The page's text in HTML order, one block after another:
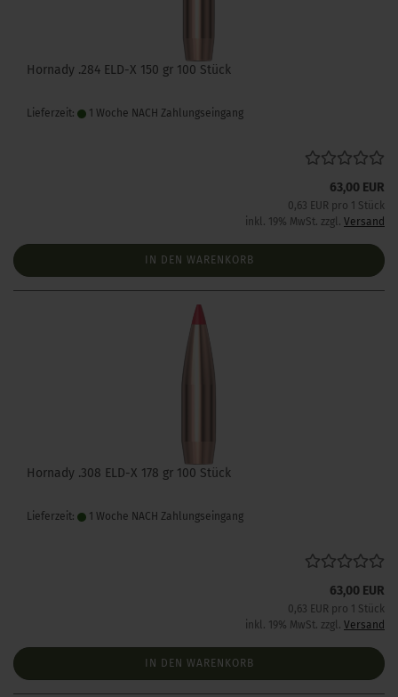
Hornady .284 ELD-X 150 gr 100 Stück
Lieferzeit: 1 Woche NACH Zahlungseingang
63,00 EUR
0,63 EUR pro 1 Stück
inkl. 19% MwSt. zzgl. Versand
IN DEN WARENKORB
Hornady .308 ELD-X 178 gr 100 Stück
Lieferzeit: 1 Woche NACH Zahlungseingang
63,00 EUR
0,63 EUR pro 1 Stück
inkl. 19% MwSt. zzgl. Versand
IN DEN WARENKORB